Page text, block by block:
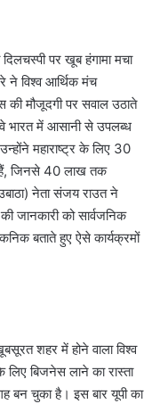
पर खूब हंगामा मचा
ने विश्व आर्थिक मंच
की मौजूदगी पर सवाल उठाते
भारत में आसानी से उपलब्ध
महाराष्ट्र के लिए 30
हैं, जिनसे 40 लाख तक
नेता संजय राउत ने
जानकारी को सार्वजनिक
बताते हुए ऐसे कार्यक्रमों
शहर में होने वाला विश्व
बिजनेस लाने का रास्ता
बन चुका है। इस बार यूपी का